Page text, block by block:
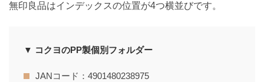
無印良品はインデックスの位置が4つ横並びです。
▼ コクヨのPP製個別フォルダー
JANコード：4901480238975